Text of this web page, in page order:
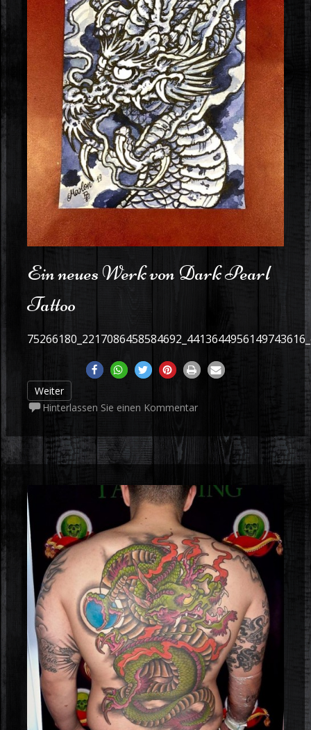
Ein neues Werk von Dark Pearl
Tattoo
Weiter
Hinterlassen Sie einen Kommentar